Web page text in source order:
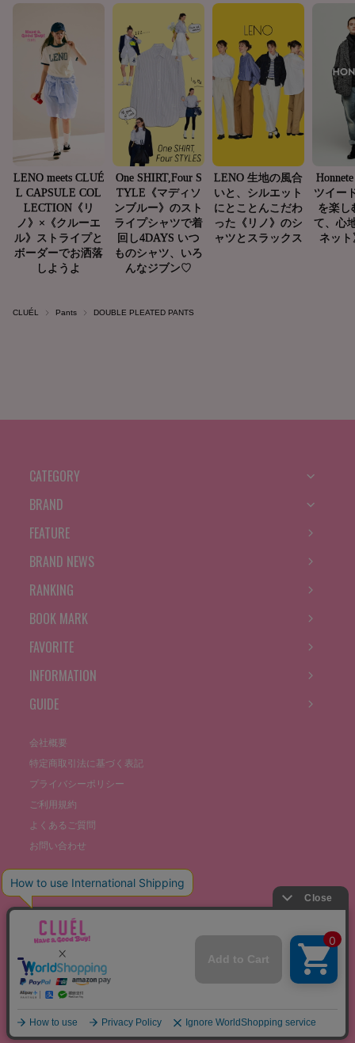
CLUÉL Pants DOUBLE PLEATED PANTS
CATEGORY
BRAND
FEATURE
BRAND NEWS
RANKING
BOOK MARK
FAVORITE
INFORMATION
GUIDE
会社概要
特定商取引法に基づく表記
プライバシーポリシー
ご利用規約
よくあるご質問
お問い合わせ
©THE STOCKS CO., LTD